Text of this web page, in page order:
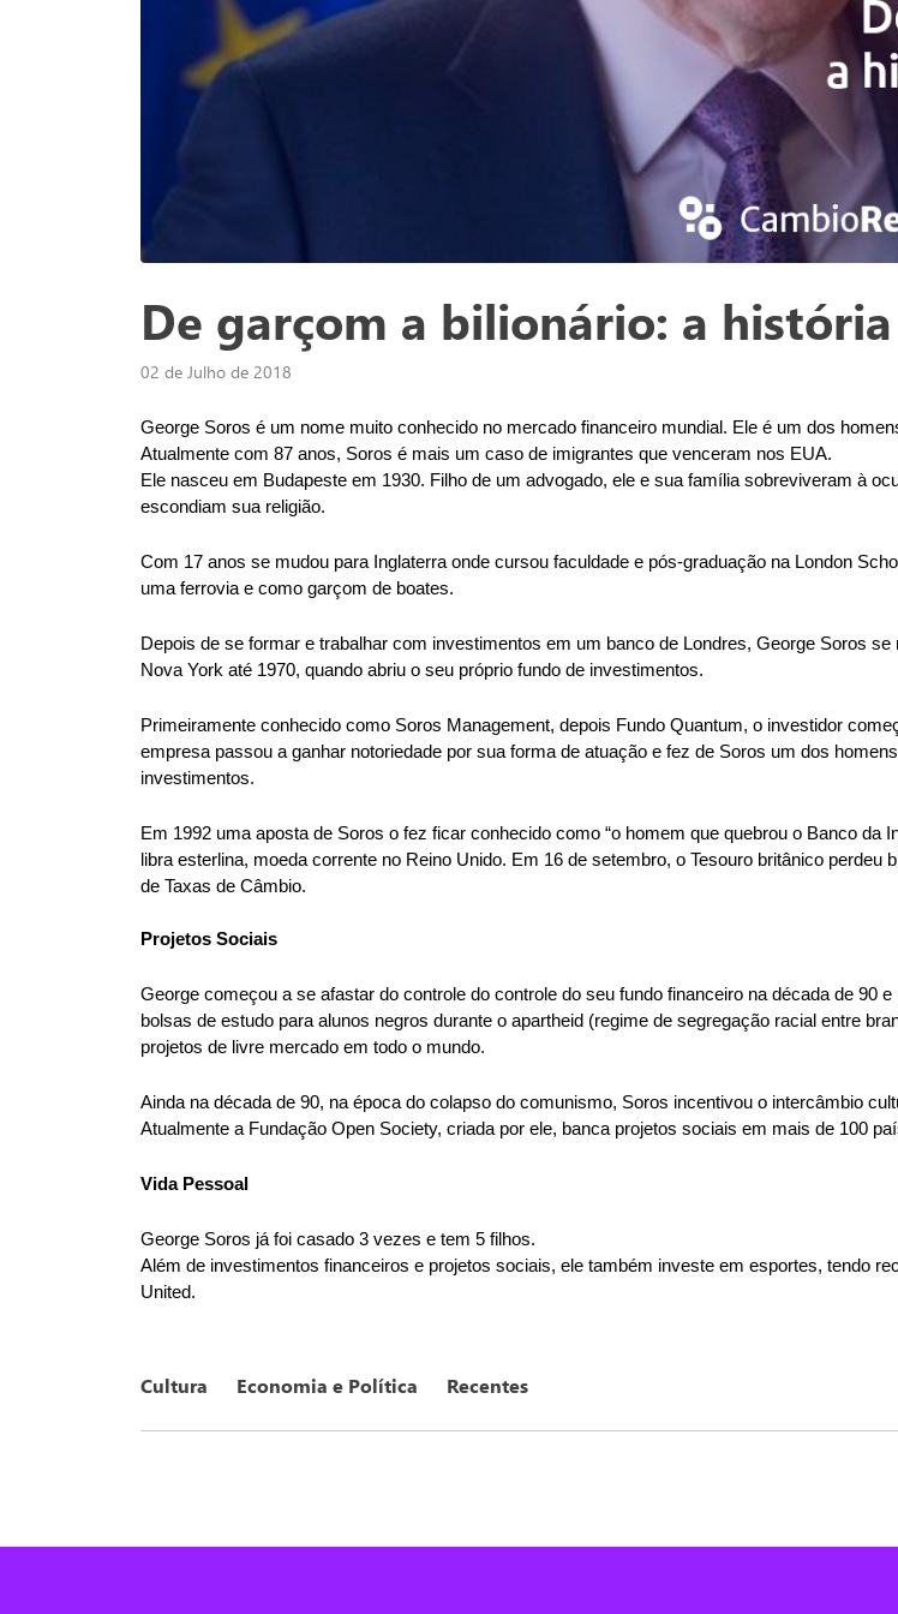
De garçom a bilionário: a
02 de Julho de 2018
George Soros é um nome muito conhecido no mercado financeiro mundial. Ele é um dos
Atualmente com 87 anos, Soros é mais um caso de imigrantes que venceram nos EUA.
Ele nasceu em Budapeste em 1930. Filho de um advogado, ele e sua família sobreviveram à
escondiam sua religião.
Com 17 anos se mudou para Inglaterra onde cursou faculdade e pós-graduação na London
uma ferrovia e como garçom de boates.
Depois de se formar e trabalhar com investimentos em um banco de Londres, George Soros
Nova York até 1970, quando abriu o seu próprio fundo de investimentos.
Primeiramente conhecido como Soros Management, depois Fundo Quantum, o investidor
empresa passou a ganhar notoriedade por sua forma de atuação e fez de Soros um dos
investimentos.
Em 1992 uma aposta de Soros o fez ficar conhecido como “o homem que quebrou o Banco da
libra esterlina, moeda corrente no Reino Unido. Em 16 de setembro, o Tesouro britânico
de Taxas de Câmbio.
Projetos Sociais
George começou a se afastar do controle do controle do seu fundo financeiro na década de 90
bolsas de estudo para alunos negros durante o apartheid (regime de segregação racial entre
projetos de livre mercado em todo o mundo.
Ainda na década de 90, na época do colapso do comunismo, Soros incentivou o intercâmbio
Atualmente a Fundação Open Society, criada por ele, banca projetos sociais em mais de 100
Vida Pessoal
George Soros já foi casado 3 vezes e tem 5 filhos.
Além de investimentos financeiros e projetos sociais, ele também investe em esportes, tendo
United.
Cultura Economia e Política Recentes